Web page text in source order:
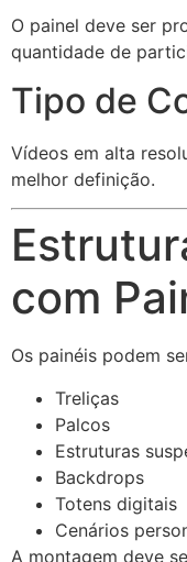
O painel deve ser
quantidade de
Tipo de
Vídeos em alta
melhor definição.
com
Os painéis podem
Treliças
Palcos
Estruturas
Backdrops
Totens digitais
Cenários
A montagem deve